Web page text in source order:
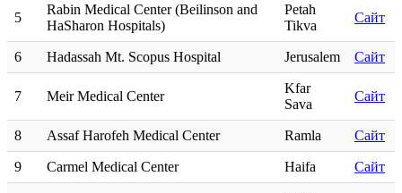
5
Rabin Medical Center (Beilinson and
HaSharon Hospitals)
Petah
Tikva
Сайт
6 Hadassah Mt. Scopus Hospital Jerusalem Сайт
7 Meir Medical Center
Kfar
Sava
Сайт
8 Assaf Harofeh Medical Center Ramla Сайт
9 Carmel Medical Center Haifa Сайт